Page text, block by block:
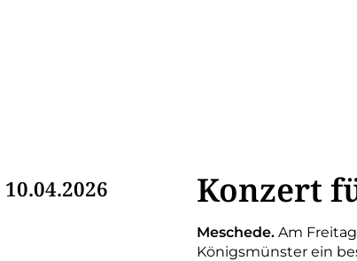
10.04.2026 Konzert
Meschede. Am
Königsmünster ein